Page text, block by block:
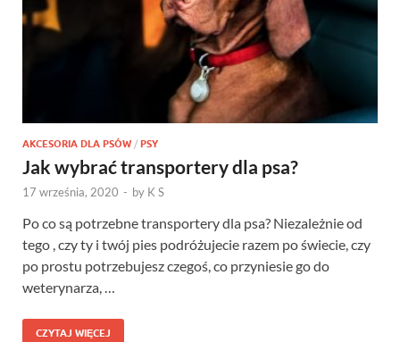
AKCESORIA DLA PSÓW / PSY
Jak wybrać transportery dla psa?
17 września, 2020 - by K S
Po co są potrzebne transportery dla psa? Niezależnie od
tego , czy ty i twój pies podróżujecie razem po świecie, czy
po prostu potrzebujesz czegoś, co przyniesie go do
weterynarza, …
CZYTAJ WIĘCEJ